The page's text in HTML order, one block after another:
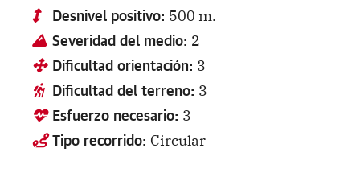
Desnivel positivo: 500 m.
Severidad del medio: 2
Dificultad orientación: 3
Dificultad del terreno: 3
Esfuerzo necesario: 3
Tipo recorrido: Circular